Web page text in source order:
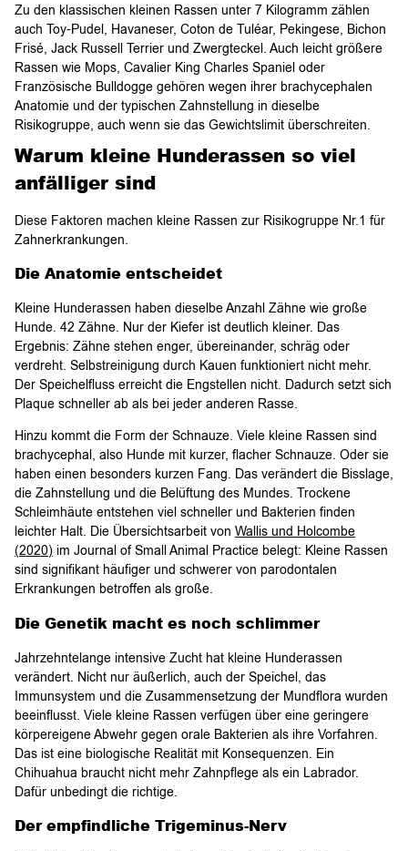
Zu den klassischen kleinen Rassen unter 7 Kilogramm zählen
auch Toy-Pudel, Havaneser, Coton de Tuléar, Pekingese, Bichon
Frisé, Jack Russell Terrier und Zwergteckel. Auch leicht größere
Rassen wie Mops, Cavalier King Charles Spaniel oder
Französische Bulldogge gehören wegen ihrer brachycephalen
Anatomie und der typischen Zahnstellung in dieselbe
Risikogruppe, auch wenn sie das Gewichtslimit überschreiten.
Warum kleine Hunderassen so viel
anfälliger sind
Diese Faktoren machen kleine Rassen zur Risikogruppe Nr.1 für
Zahnerkrankungen.
Die Anatomie entscheidet
Kleine Hunderassen haben dieselbe Anzahl Zähne wie große
Hunde. 42 Zähne. Nur der Kiefer ist deutlich kleiner. Das
Ergebnis: Zähne stehen enger, übereinander, schräg oder
verdreht. Selbstreinigung durch Kauen funktioniert nicht mehr.
Der Speichelfluss erreicht die Engstellen nicht. Dadurch setzt sich
Plaque schneller ab als bei jeder anderen Rasse.
Hinzu kommt die Form der Schnauze. Viele kleine Rassen sind
brachycephal, also Hunde mit kurzer, flacher Schnauze. Oder sie
haben einen besonders kurzen Fang. Das verändert die Bisslage,
die Zahnstellung und die Belüftung des Mundes. Trockene
Schleimhäute entstehen viel schneller und Bakterien finden
leichter Halt. Die Übersichtsarbeit von Wallis und Holcombe
(2020) im Journal of Small Animal Practice belegt: Kleine Rassen
sind signifikant häufiger und schwerer von parodontalen
Erkrankungen betroffen als große.
Die Genetik macht es noch schlimmer
Jahrzehntelange intensive Zucht hat kleine Hunderassen
verändert. Nicht nur äußerlich, auch der Speichel, das
Immunsystem und die Zusammensetzung der Mundflora wurden
beeinflusst. Viele kleine Rassen verfügen über eine geringere
körpereigene Abwehr gegen orale Bakterien als ihre Vorfahren.
Das ist eine biologische Realität mit Konsequenzen. Ein
Chihuahua braucht nicht mehr Zahnpflege als ein Labrador.
Dafür unbedingt die richtige.
Der empfindliche Trigeminus-Nerv